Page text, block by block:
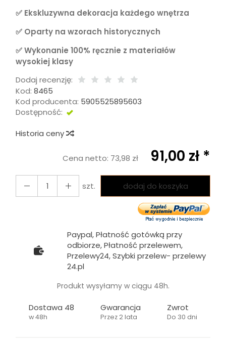
✅ Ekskluzywna dekoracja każdego wnętrza
✅ Oparty na wzorach historycznych
✅ Wykonanie 100% ręcznie z materiałów
wysokiej klasy
Dodaj recenzję:
Kod: 8465
Kod producenta: 5905525895603
Dostępność:
Historia ceny
Cena netto: 73,98 zł 91,00 zł *
szt. dodaj do koszyka
Paypal, Płatność gotówką przy
odbiorze, Płatność przelewem,
Przelewy24, Szybki przelew- przelewy
24.pl
Produkt wysyłamy w ciągu 48h.
Dostawa 48
w 48h
Gwarancja
Przez 2 lata
Zwrot
Do 30 dni